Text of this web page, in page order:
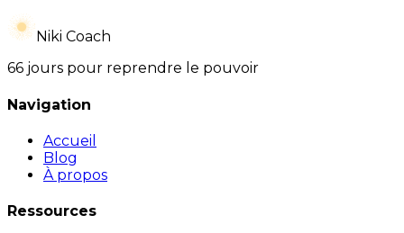
Niki Coach
66 jours pour reprendre le pouvoir
Navigation
Accueil
Blog
À propos
Ressources